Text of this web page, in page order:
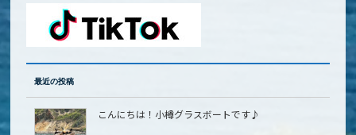
最近の投稿
こんにちは！小樽グラスボートです♪